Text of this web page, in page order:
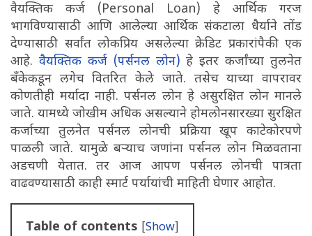
वैयक्तिक कर्ज (Personal Loan) हे आर्थिक गरज
भागविण्यासाठी आणि आलेल्या आर्थिक संकटाला धैर्याने तोंड
देण्यासाठी सर्वांत लोकप्रिय असलेल्या क्रेडिट प्रकारांपैकी एक
आहे. वैयक्तिक कर्ज (पर्सनल लोन) हे इतर कर्जांच्या तुलनेत
बॅंकेकडून लगेच वितरित केले जाते. तसेच याच्या वापरावर
कोणतीही मर्यादा नाही. पर्सनल लोन हे असुरक्षित लोन मानले
जाते. यामध्ये जोखीम अधिक असल्याने होमलोनसारख्या सुरक्षित
कर्जाच्या तुलनेत पर्सनल लोनची प्रक्रिया खूप काटेकोरपणे
पाळली जाते. यामुळे बऱ्याच जणांना पर्सनल लोन मिळवताना
अडचणी येतात. तर आज आपण पर्सनल लोनची पात्रता
वाढवण्यासाठी काही स्मार्ट पर्यायांची माहिती घेणार आहोत.
Table of contents [Show]